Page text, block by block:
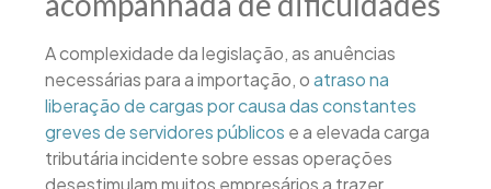
A complexidade da legislação, as anuências
necessárias para a importação, oatraso na
liberação de cargas por causa das constantes
greves de servidores públicos e a elevada carga
tributária incidente sobre essas operações
desestimulam muitos empresários a trazer